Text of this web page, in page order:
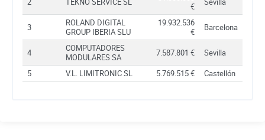
€
3
ROLAND DIGITAL
GROUP IBERIA SLU
19.932.536
€
Barcelona
4
COMPUTADORES
MODULARES SA
7.587.801 €
Sevilla
5
V.L. LIMITRONIC SL 5.769.515 € Castellón